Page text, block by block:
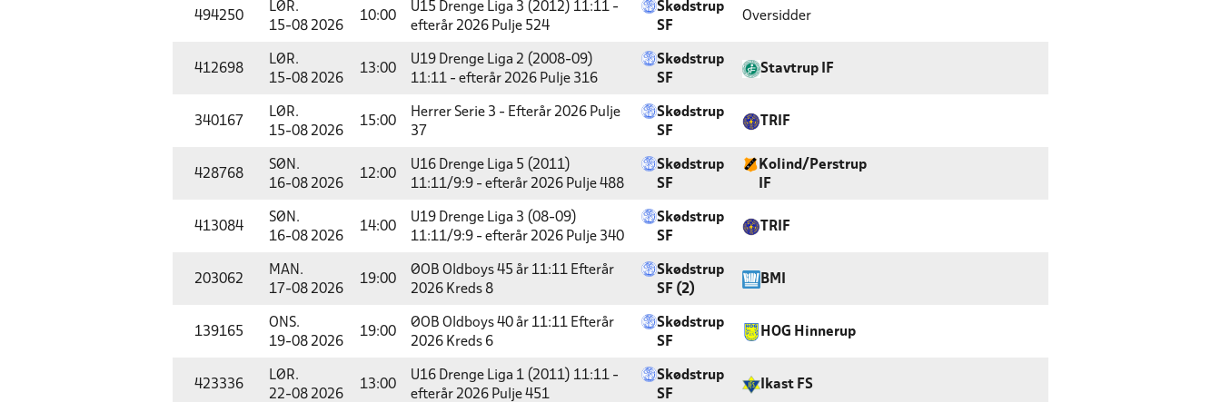
494250
LØR.
15-08 2026
10:00
U15 Drenge Liga 3 (2012) 11:11 -
efterår 2026 Pulje 524
Skødstrup
SF
Oversidder
412698
LØR.
15-08 2026
13:00
U19 Drenge Liga 2 (2008-09)
11:11 - efterår 2026 Pulje 316
Skødstrup
SF
Stavtrup IF
340167
LØR.
15-08 2026
15:00
Herrer Serie 3 - Efterår 2026 Pulje
37
Skødstrup
SF
TRIF
428768
SØN.
16-08 2026
12:00
U16 Drenge Liga 5 (2011)
11:11/9:9 - efterår 2026 Pulje 488
Skødstrup
SF
Kolind/Perstrup
IF
413084
SØN.
16-08 2026
14:00
U19 Drenge Liga 3 (08-09)
11:11/9:9 - efterår 2026 Pulje 340
Skødstrup
SF
TRIF
203062
MAN.
17-08 2026
19:00
ØOB Oldboys 45 år 11:11 Efterår
2026 Kreds 8
Skødstrup
SF (2)
BMI
139165
ONS.
19-08 2026
19:00
ØOB Oldboys 40 år 11:11 Efterår
2026 Kreds 6
Skødstrup
SF
HOG Hinnerup
423336
LØR.
22-08 2026
13:00
U16 Drenge Liga 1 (2011) 11:11 -
efterår 2026 Pulje 451
Skødstrup
SF
Ikast FS